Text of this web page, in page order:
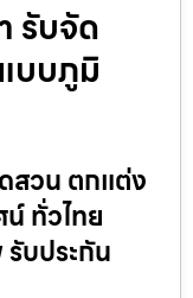
รับจัด
บบภูมิ
สวน ตกแต่ง
ทั่วไทย
บประกัน